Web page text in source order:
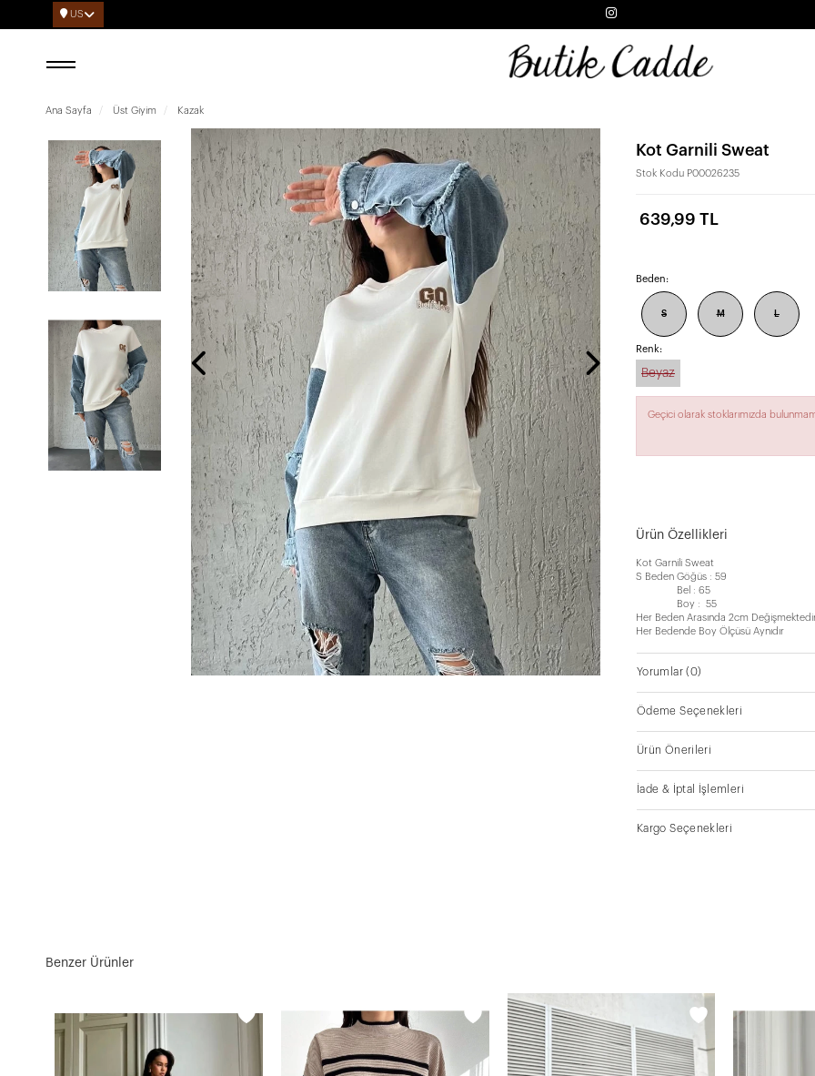
US
Ana Sayfa Üst Giyim Kazak
Kot Garnili Sweat
Stok Kodu P00026235
639,99 TL
Beden:
S M L
Renk:
Beyaz
Geçici olarak stoklarımızda
Ürün Özellikleri
Kot Garnili Sweat
S Beden Göğüs : 59
Bel : 65
Boy : 55
Her Beden Arasında 2cm
Her Bedende Boy Ölçüsü Aynıdır
Yorumlar(0)
Ödeme Seçenekleri
Ürün Önerileri
İade & İptal İşlemleri
Kargo Seçenekleri
Benzer Ürünler